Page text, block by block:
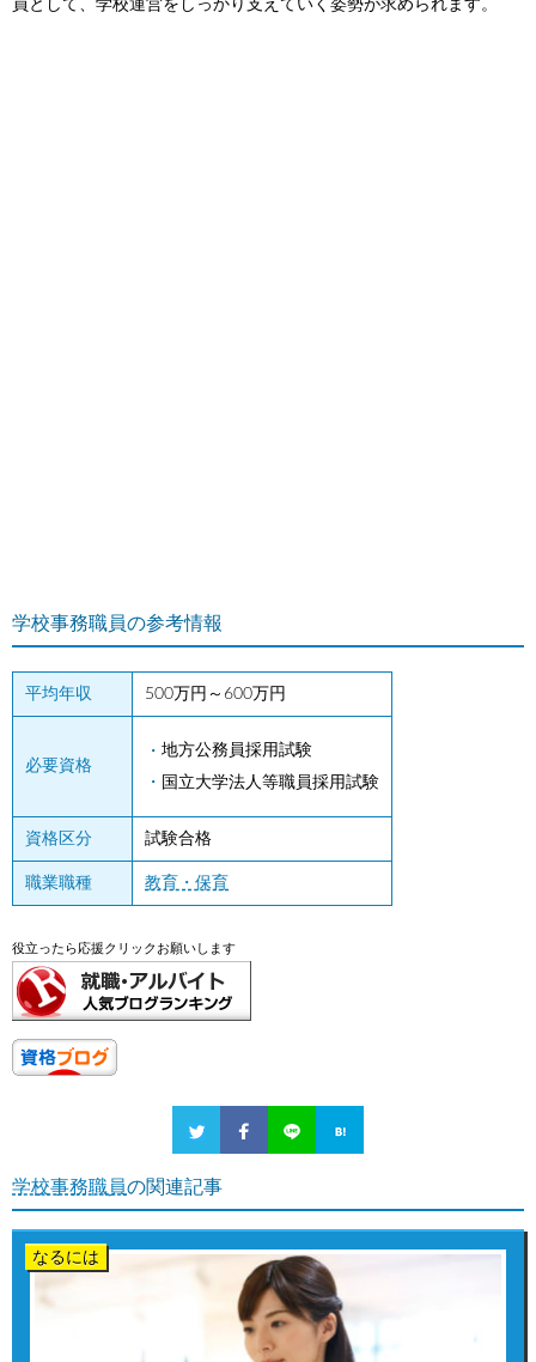
員として、学校運営をしっかり支えていく姿勢が求められます。
学校事務職員の参考情報
平均年収 500万円～600万円
必要資格
地方公務員採用試験
国立大学法人等職員採用試験
資格区分 試験合格
職業職種 教育・保育
役立ったら応援クリックお願いします
学校事務職員の関連記事
なるには